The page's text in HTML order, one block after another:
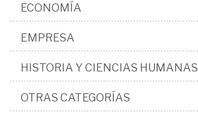
ECONOMÍA
EMPRESA
HISTORIA Y CIENCIAS HUMANAS
OTRAS CATEGORÍAS